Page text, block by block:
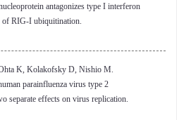
antagonizes type I interferon
RIG-I ubiquitination.
K, Kolakofsky D, Nishio M.
parainfluenza virus type 2
separate effects on virus replication.